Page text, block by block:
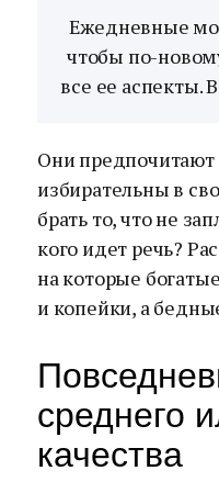
Ежедневные
чтобы по-
все ее аспекты.
Они предпочитают
избирательны в
брать то, что не
кого идет речь?
на которые
и копейки, а
среднего
качества